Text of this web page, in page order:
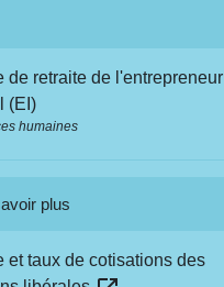
de retraite de l'entrepreneur
(EI)
humaines
plus
et taux de cotisations des